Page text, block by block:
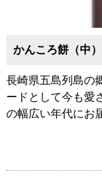
かんころ餅（中
長崎県五島列島の
ードとして今も愛
の幅広い年代にお